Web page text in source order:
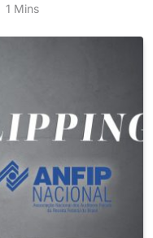
1 Mins